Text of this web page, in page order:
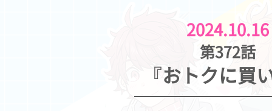
2024.10.16
第372話
『おトクに買